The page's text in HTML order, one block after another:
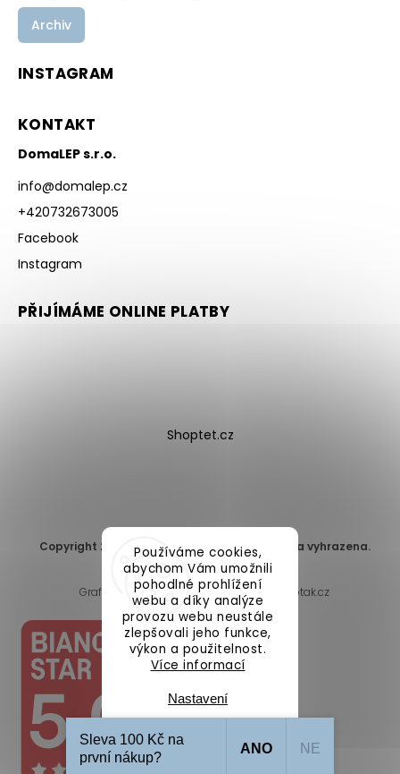
Používáme cookies,
abychom Vám umožnili
pohodlné prohlížení
webu a díky analýze
provozu webu neustále
zlepšovali jeho funkce,
výkon a použitelnost.
Více informací
Nastavení
Archiv
INSTAGRAM
KONTAKT
DomaLEP s.r.o.
info@domalep.cz
+420732673005
Facebook
Instagram
PŘIJÍMÁME ONLINE PLATBY
Shoptet.cz
Copyright 2026 DomaLEP s.r.o. . Všechna práva vyhrazena.
Upravit nastavení cookies
Grafický návrh vytvořil a nakódoval
Shoptak.cz
Sleva 100 Kč na
první nákup?
ANO NE